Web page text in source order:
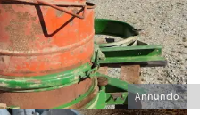
Annuncio